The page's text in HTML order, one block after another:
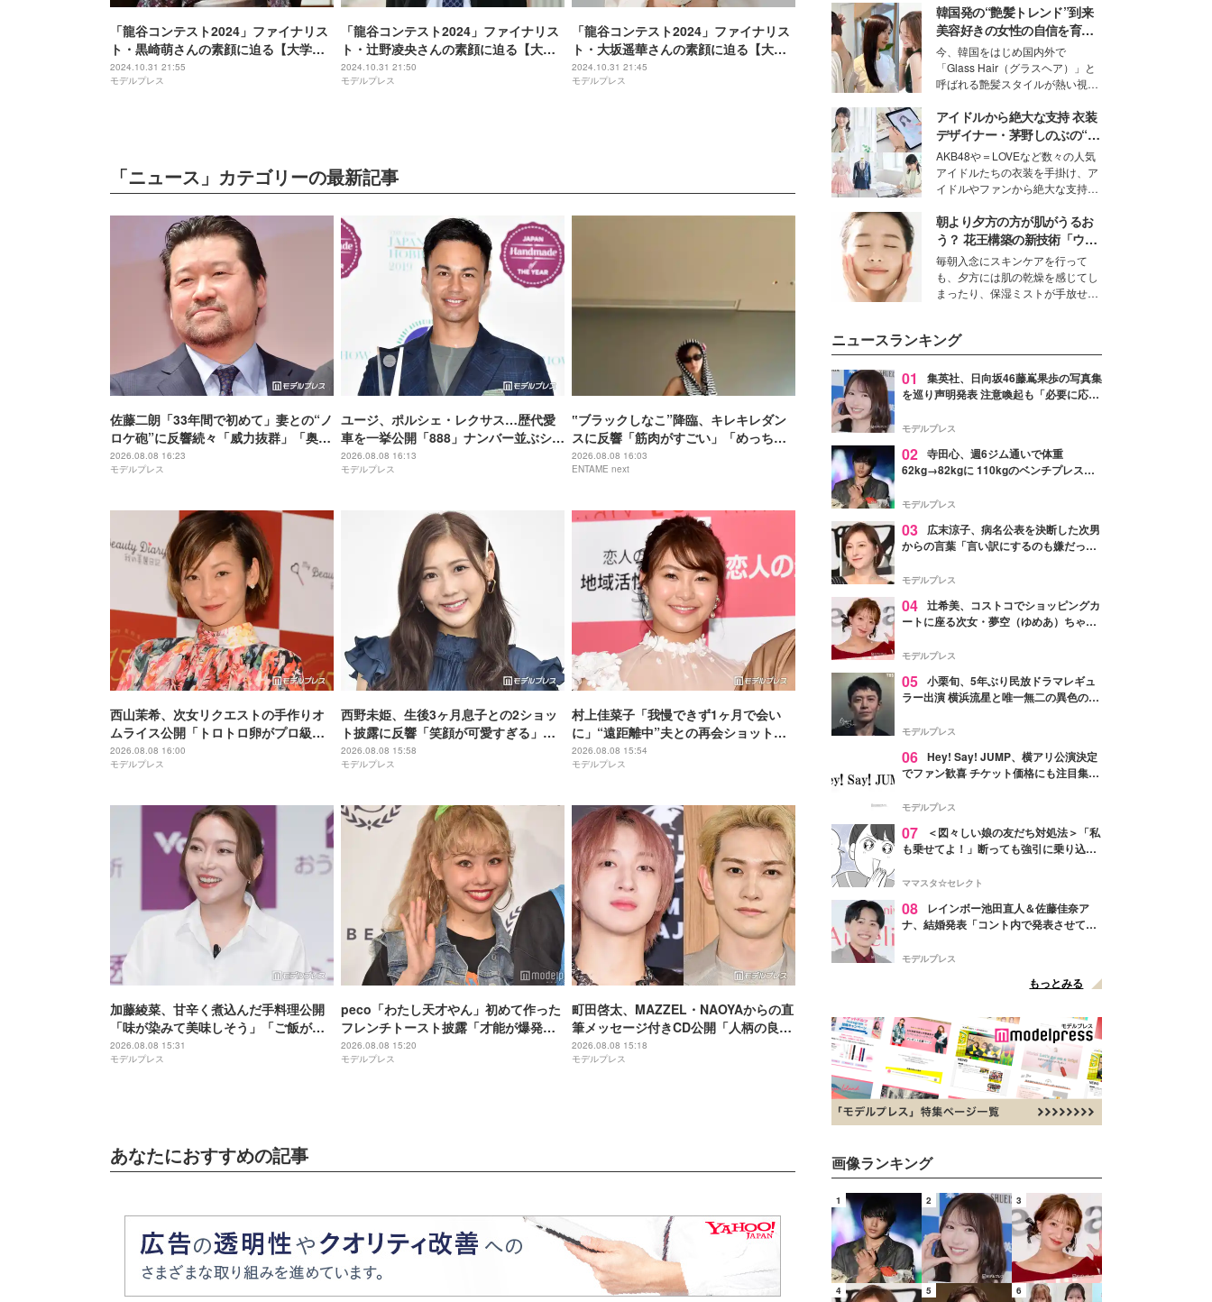
「龍谷コンテスト2024」ファイナリス
ト・黒崎萌さんの素顔に迫る【大学コ
ンテスト2024特集】
2024.10.31 21:55
モデルプレス
「龍谷コンテスト2024」ファイナリス
ト・辻野凌央さんの素顔に迫る【大学
コンテスト2024特集】
2024.10.31 21:50
モデルプレス
「龍谷コンテスト2024」ファイナリス
ト・大坂遥華さんの素顔に迫る【大学
コンテスト2024特集】
2024.10.31 21:45
モデルプレス
「ニュース」カテゴリーの最新記事
佐藤二朗「33年間で初めて」妻との“ノ
ロケ砲”に反響続々「威力抜群」「奥様
かっこいい」
2026.08.08 16:23
モデルプレス
ユージ、ポルシェ・レクサス…歴代愛
車を一挙公開「888」ナンバー並ぶショ
ットに「こだわりがすごい」「豪華す
ぎる」と反響
2026.08.08 16:13
モデルプレス
‟ブラックしなこ”降臨、キレキレダン
スに反響「筋肉がすごい」「めっちゃ
スタイルいい〜」
2026.08.08 16:03
ENTAME next
西山茉希、次女リクエストの手作りオ
ムライス公開「トロトロ卵がプロ級」
「器もおしゃれ」と反響
2026.08.08 16:00
モデルプレス
西野未姫、生後3ヶ月息子との2ショッ
ト披露に反響「笑顔が可愛すぎる」
「お父さんそっくり」の声
2026.08.08 15:58
モデルプレス
村上佳菜子「我慢できず1ヶ月で会い
に」“遠距離中”夫との再会ショットに
反響「ラブラブで可愛すぎ」「喜びが
爆発してる」
2026.08.08 15:54
モデルプレス
加藤綾菜、甘辛く煮込んだ手料理公開
「味が染みて美味しそう」「ご飯が進
みそう」の声
2026.08.08 15:31
モデルプレス
peco「わたし天才やん」初めて作った
フレンチトースト披露「才能が爆発し
てる」「焼き加減が最高」と反響
2026.08.08 15:20
モデルプレス
町田啓太、MAZZEL・NAOYAからの直
筆メッセージ付きCD公開「人柄の良さ
がにじみ出てる」の声
2026.08.08 15:18
モデルプレス
あなたにおすすめの記事
ニオン好き”という共通点を持つモ
デルの宮城舞と島村雄大の特別対
談をお届け！それぞれの視点か
ら、今作ならではの魅力や予想外
の感動をもたらす奥深いストーリ
ーについて熱く語り合ってもらっ
た。
韓国発の“艶髪トレンド”到来
美容好きの女性の自信を育む
「ヘアケア事情」って？
今、韓国をはじめ国内外で
「Glass Hair（グラスヘア）」と
呼ばれる艶髪スタイルが熱い視線
ションの完成度を高めるベースと
して、“髪そのものの美しさ”に改
めて注目する人が増えている様
子。今回は、そんな憧れの艶やか
な髪を日常で叶える、美容好きの
女性たちのヘアケア事情を紹介し
ます。
アイドルから絶大な支持 衣装
デザイナー・茅野しのぶの“可
愛い”を作る美学＜「シチズン
クロスシー」インタビュー＞
AKB48や＝LOVEなど数々の人気
アイドルたちの衣装を手掛け、ア
イドルやファンから絶大な支持を
取締役兼クリエイティブディレク
ター・茅野しのぶ。一人ひとりの
個性に寄り添い、魅力を引き出す
衣装作りは、多くの女性たちに勇
気と自信を与え続けている。
朝より夕方の方が肌がうるお
う？ 花王構築の新技術「ウォ
ーターキャプチャリングスキ
ン（捕水肌）」がスキンケア
の常識を変える予感
毎朝入念にスキンケアを行って
も、夕方には肌の乾燥を感じてし
まったり、保湿ミストが手放せな
性を秘めた、革新的な「Water
Capturing Skin（ウォーターキャ
プチャリングスキン：捕水肌）」
技術を、花王が構築した。
ニュースランキング
01
集英社、日向坂46藤嶌果歩の写真集
を巡り声明発表 注意喚起も「必要に応じ
モデルプレス
02 寺田心、週6ジム通いで体重
62kg→82kgに 110kgのベンチプレス持
「かっこいい」と反響
モデルプレス
03
広末涼子、病名公表を決断した次男
からの言葉「言い訳にするのも嫌だっ
モデルプレス
04 辻希美、コストコでショッピングカ
ートに座る次女・夢空（ゆめあ）ちゃん
ぎ」「成長を感じる」の声
モデルプレス
05 小栗旬、5年ぶり民放ドラマレギュ
ラー出演 横浜流星と唯一無二の異色のバ
モデルプレス
06 Hey! Say! JUMP、横アリ公演決定
でファン歓喜 チケット価格にも注目集ま
モデルプレス
07
＜図々しい娘の友だち対処法＞「私
も乗せてよ！」断っても強引に乗り込ん
ママスタ☆セレクト
08
レインボー池田直人＆佐藤佳奈ア
ナ、結婚発表「コント内で発表させてい
点変更のため
モデルプレス
もっとみる
画像ランキング
1 2 3
4 5 6